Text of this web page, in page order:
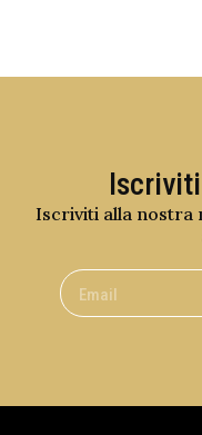
Iscriviti alla nostra